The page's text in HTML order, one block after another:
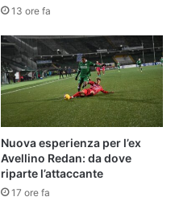
13 ore fa
Nuova esperienza per l’ex
Avellino Redan: da dove
riparte l’attaccante
17 ore fa